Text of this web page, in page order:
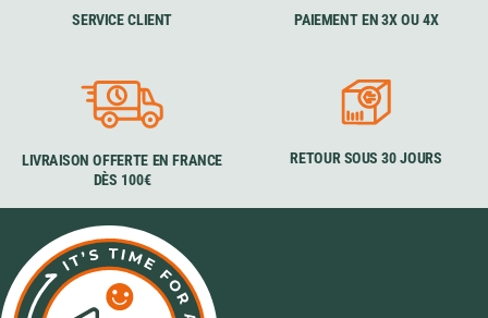
SERVICE CLIENT PAIEMENT EN 3X OU 4X
LIVRAISON OFFERTE EN FRANCE
DÈS 100€
RETOUR SOUS 30 JOURS